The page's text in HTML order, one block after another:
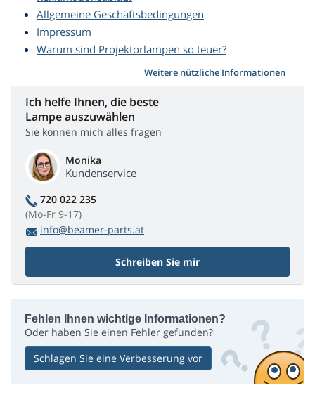
Allgemeine Geschäftsbedingungen
Impressum
Warum sind Projektorlampen so teuer?
Weitere nützliche Informationen
Ich helfe Ihnen, die beste
Lampe auszuwählen
Sie können mich alles fragen
Monika
Kundenservice
720 022 235
(Mo-Fr 9-17)
info@beamer-parts.at
Schreiben Sie mir
Fehlen Ihnen wichtige Informationen?
Oder haben Sie einen Fehler gefunden?
Schlagen Sie eine Verbesserung vor